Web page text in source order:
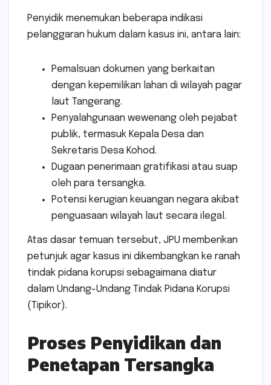
Penyidik menemukan beberapa indikasi
pelanggaran hukum dalam kasus ini, antara lain:
Pemalsuan dokumen yang berkaitan
dengan kepemilikan lahan di wilayah pagar
laut Tangerang.
Penyalahgunaan wewenang oleh pejabat
publik, termasuk Kepala Desa dan
Sekretaris Desa Kohod.
Dugaan penerimaan gratifikasi atau suap
oleh para tersangka.
Potensi kerugian keuangan negara akibat
penguasaan wilayah laut secara ilegal.
Atas dasar temuan tersebut, JPU memberikan
petunjuk agar kasus ini dikembangkan ke ranah
tindak pidana korupsi sebagaimana diatur
dalam Undang-Undang Tindak Pidana Korupsi
(Tipikor).
Proses Penyidikan dan
Penetapan Tersangka